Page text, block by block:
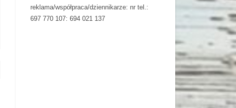
reklama/współpraca/dziennikarze: nr tel.:
697 770 107: 694 021 137